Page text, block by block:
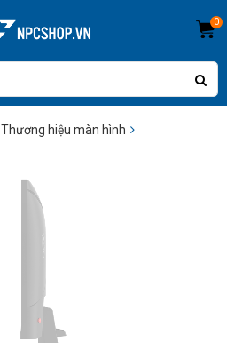
0
Thương hiệu màn hình